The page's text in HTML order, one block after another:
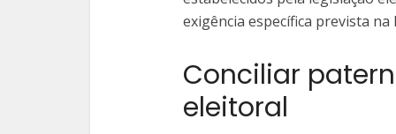
exigência específica prevista
Conciliar
eleitoral